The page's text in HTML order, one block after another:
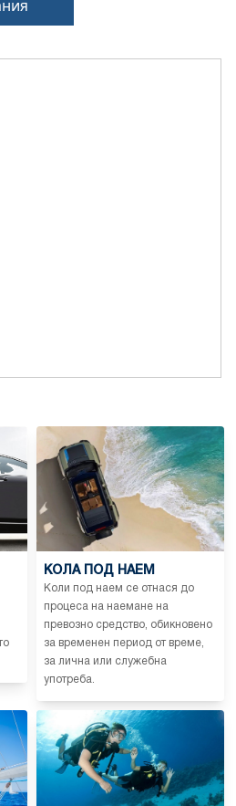
КОЛА ПОД НАЕМ
Коли под наем се отнася до
процеса на наемане на
превозно средство, обикновено
за временен период от време,
за лична или служебна
употреба.